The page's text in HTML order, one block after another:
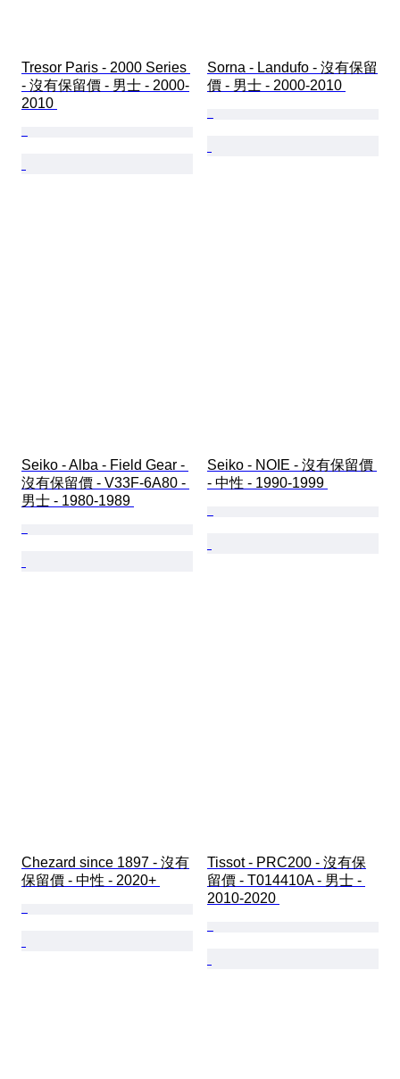
Tresor Paris - 2000 Series
- 沒有保留價 - 男士 - 2000-
2010
Sorna - Landufo - 沒有保留
價 - 男士 - 2000-2010
Seiko - Alba - Field Gear -
沒有保留價 - V33F-6A80 -
男士 - 1980-1989
Seiko - NOIE - 沒有保留價
- 中性 - 1990-1999
Chezard since 1897 - 沒有
保留價 - 中性 - 2020+
Tissot - PRC200 - 沒有保
留價 - T014410A - 男士 -
2010-2020